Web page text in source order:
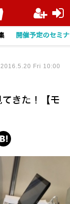
開催予定のセミ
きた！【モ
2016.5.20 Fri 10:00